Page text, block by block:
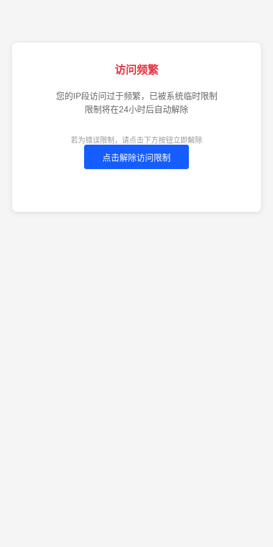
访问频繁
您的IP段访问过于频繁，已被系统临时限制
限制将在24小时后自动解除
若为错误限制，请点击下方按钮立即解除
点击解除访问限制